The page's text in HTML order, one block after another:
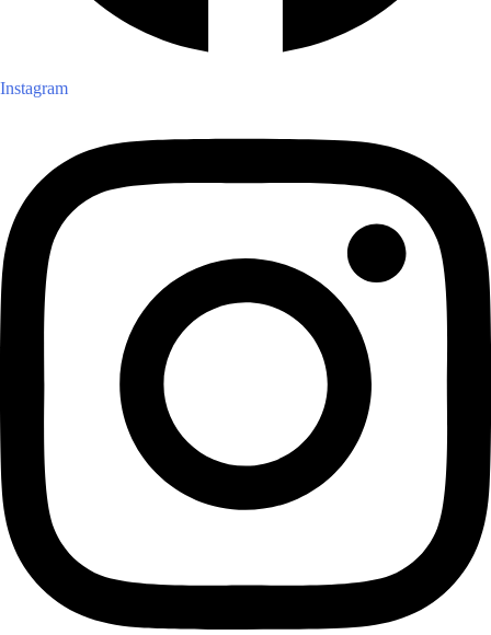
Instagram